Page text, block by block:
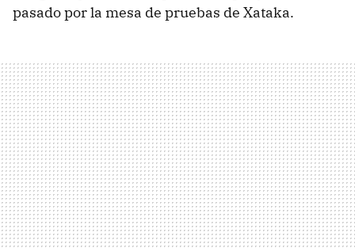
pasado por la mesa de pruebas de Xataka.